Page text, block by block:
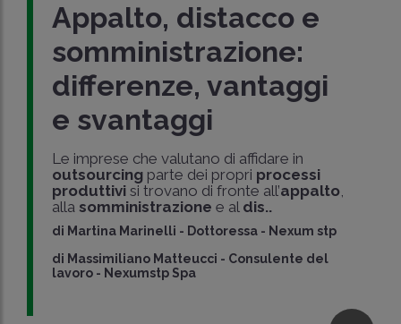
Appalto, distacco e
somministrazione:
differenze, vantaggi
e svantaggi
Le imprese che valutano di affidare in
outsourcing parte dei propri processi
produttivi si trovano di fronte all’appalto,
alla somministrazione e al dis..
di Martina Marinelli - Dottoressa - Nexum stp
di Massimiliano Matteucci - Consulente del
lavoro - Nexumstp Spa